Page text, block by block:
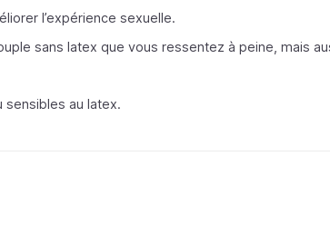
l’expérience sexuelle.
sans latex que vous ressentez à peine, mais
sensibles au latex.